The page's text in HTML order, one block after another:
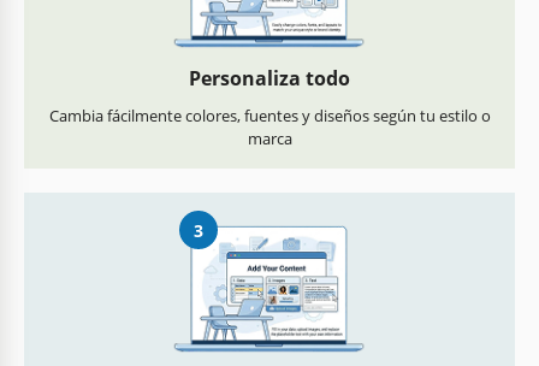
Personaliza todo
Cambia fácilmente colores, fuentes y diseños según tu estilo o
marca
3